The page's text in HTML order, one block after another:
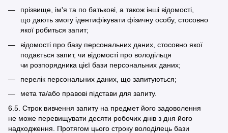
прізвище, ім'я та по батькові, а також інші відомості,
що дають змогу ідентифікувати фізичну особу, стосовно
якої робиться запит;
відомості про базу персональних даних, стосовно якої
подається запит, чи відомості про володільця
чи розпорядника цієї бази персональних даних;
перелік персональних даних, що запитуються;
мета та/або правові підстави для запиту.
6.5. Строк вивчення запиту на предмет його задоволення
не може перевищувати десяти робочих днів з дня його
надходження. Протягом цього строку володілець бази